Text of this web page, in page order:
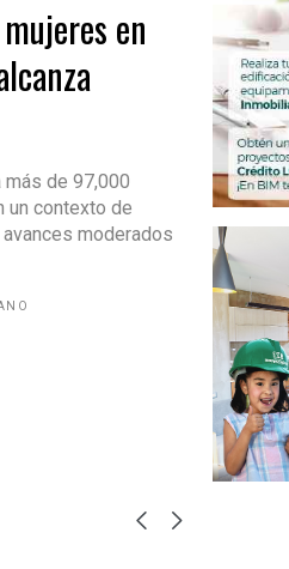
en
más de 97,000
un contexto de
moderados